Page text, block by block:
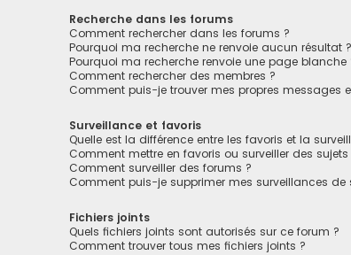
Recherche dans les forums
Comment rechercher dans les forums ?
Pourquoi ma recherche ne renvoie aucun résultat ?
Pourquoi ma recherche renvoie une page blanche
Comment rechercher des membres ?
Comment puis-je trouver mes propres messages
Surveillance et favoris
Quelle est la différence entre les favoris et la
Comment mettre en favoris ou surveiller des sujets
Comment surveiller des forums ?
Comment puis-je supprimer mes surveillances de
Fichiers joints
Quels fichiers joints sont autorisés sur ce forum ?
Comment trouver tous mes fichiers joints ?